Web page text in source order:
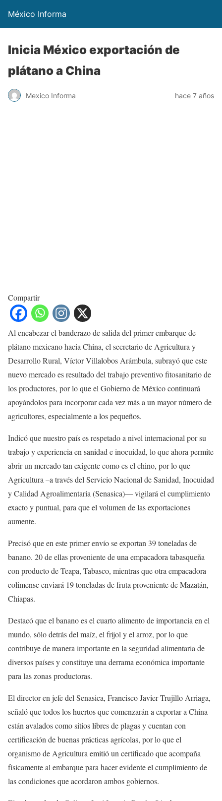
México Informa
Inicia México exportación de
plátano a China
Mexico Informa hace 7 años
Compartir
Al encabezar el banderazo de salida del primer embarque de
plátano mexicano hacia China, el secretario de Agricultura y
Desarrollo Rural, Víctor Villalobos Arámbula, subrayó que este
nuevo mercado es resultado del trabajo preventivo fitosanitario de
los productores, por lo que el Gobierno de México continuará
apoyándolos para incorporar cada vez más a un mayor número de
agricultores, especialmente a los pequeños.
Indicó que nuestro país es respetado a nivel internacional por su
trabajo y experiencia en sanidad e inocuidad, lo que ahora permite
abrir un mercado tan exigente como es el chino, por lo que
Agricultura –a través del Servicio Nacional de Sanidad, Inocuidad
y Calidad Agroalimentaria (Senasica)— vigilará el cumplimiento
exacto y puntual, para que el volumen de las exportaciones
aumente.
Precisó que en este primer envío se exportan 39 toneladas de
banano. 20 de ellas proveniente de una empacadora tabasqueña
con producto de Teapa, Tabasco, mientras que otra empacadora
colimense enviará 19 toneladas de fruta proveniente de Mazatán,
Chiapas.
Destacó que el banano es el cuarto alimento de importancia en el
mundo, sólo detrás del maíz, el frijol y el arroz, por lo que
contribuye de manera importante en la seguridad alimentaria de
diversos países y constituye una derrama económica importante
para las zonas productoras.
El director en jefe del Senasica, Francisco Javier Trujillo Arriaga,
señaló que todos los huertos que comenzarán a exportar a China
están avalados como sitios libres de plagas y cuentan con
certificación de buenas prácticas agrícolas, por lo que el
organismo de Agricultura emitió un certificado que acompaña
físicamente al embarque para hacer evidente el cumplimiento de
las condiciones que acordaron ambos gobiernos.